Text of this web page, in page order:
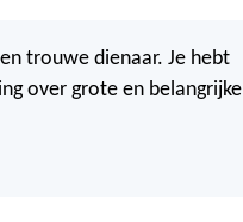
trouwe dienaar. Je hebt
over grote en belangrijke